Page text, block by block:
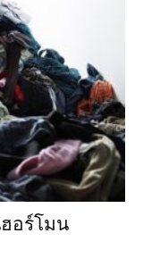
ฮอร์โมน